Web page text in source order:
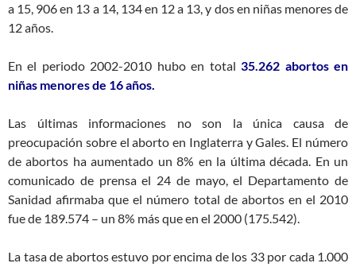
a 15, 906 en 13 a 14, 134 en 12 a 13, y dos en niñas menores de
12 años.
En el periodo 2002-2010 hubo en total35.262 abortos en
niñas menores de 16 años.
Las últimas informaciones no son la única causa de
preocupación sobre el aborto en Inglaterra y Gales. El número
de abortos ha aumentado un 8% en la última década. En un
comunicado de prensa el 24 de mayo, el Departamento de
Sanidad afirmaba que el número total de abortos en el 2010
fue de 189.574 – un 8% más que en el 2000 (175.542).
La tasa de abortos estuvo por encima de los 33 por cada 1.000